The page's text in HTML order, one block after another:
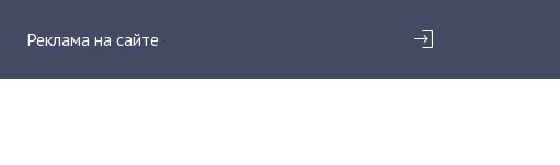
Реклама на сайте